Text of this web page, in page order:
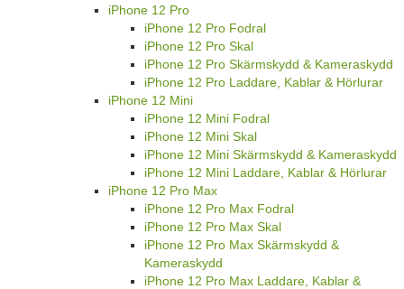
iPhone 12 Pro
iPhone 12 Pro Fodral
iPhone 12 Pro Skal
iPhone 12 Pro Skärmskydd & Kameraskydd
iPhone 12 Pro Laddare, Kablar & Hörlurar
iPhone 12 Mini
iPhone 12 Mini Fodral
iPhone 12 Mini Skal
iPhone 12 Mini Skärmskydd & Kameraskydd
iPhone 12 Mini Laddare, Kablar & Hörlurar
iPhone 12 Pro Max
iPhone 12 Pro Max Fodral
iPhone 12 Pro Max Skal
iPhone 12 Pro Max Skärmskydd &
Kameraskydd
iPhone 12 Pro Max Laddare, Kablar &